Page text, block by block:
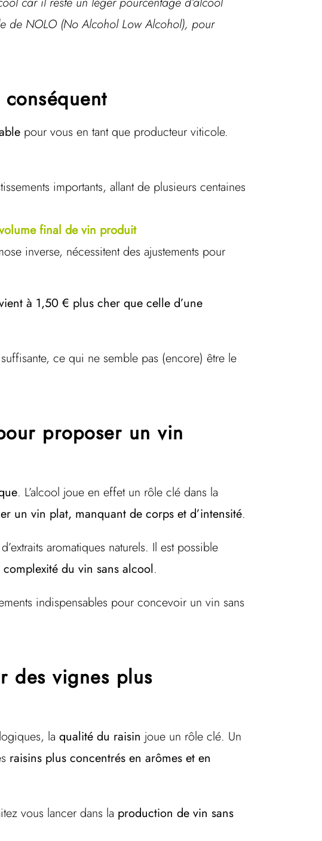
de NOLO (No Alcohol Low Alcohol), pour
pour vous en tant que producteur viticole.
importants, allant de plusieurs centaines
final de vin produit
inverse, nécessitent des ajustements pour
à 1,50 € plus cher que celle d’une
ce qui ne semble pas (encore) être le
proposer un vin
. L’alcool joue en effet un rôle clé dans la
un vin plat, manquant de corps et d’intensité.
aromatiques naturels. Il est possible
du vin sans alcool.
indispensables pour concevoir un vin sans
des vignes plus
la qualité du raisin joue un rôle clé. Un
raisins plus concentrés en arômes et en
vous lancer dans la production de vin sans